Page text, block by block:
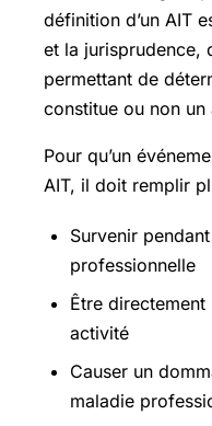
définition d’un AIT
et la jurisprudence,
permettant de
constitue ou non
Pour qu’un
AIT, il doit remplir
Survenir
professionnelle
Être directement
activité
Causer un
maladie